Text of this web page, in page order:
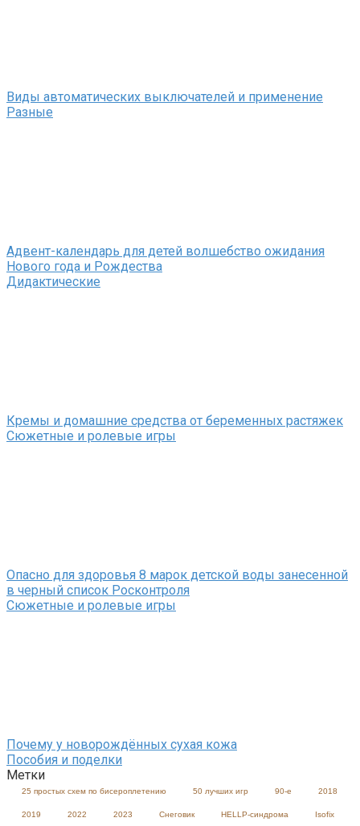
Виды автоматических выключателей и применение
Разные
Адвент-календарь для детей волшебство ожидания
Нового года и Рождества
Дидактические
Кремы и домашние средства от беременных растяжек
Сюжетные и ролевые игры
Опасно для здоровья 8 марок детской воды занесенной
в черный список Росконтроля
Сюжетные и ролевые игры
Почему у новорождённых сухая кожа
Пособия и поделки
Метки
25 простых схем по бисероплетению 50 лучших игр 90-е 2018
2019 2022 2023 Cнеговик HELLP-синдрома Isofix